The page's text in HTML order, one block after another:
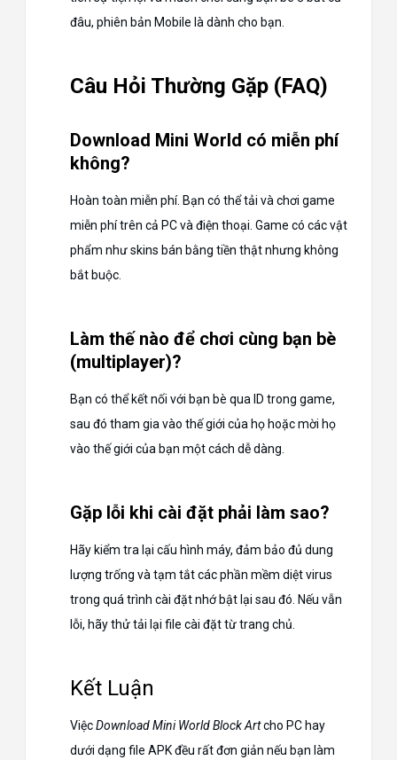
đâu, phiên bản Mobile là dành cho bạn.
Câu Hỏi Thường Gặp (FAQ)
Download Mini World có miễn phí
không?
Hoàn toàn miễn phí. Bạn có thể tải và chơi game
miễn phí trên cả PC và điện thoại. Game có các vật
phẩm như skins bán bằng tiền thật nhưng không
bắt buộc.
Làm thế nào để chơi cùng bạn bè
(multiplayer)?
Bạn có thể kết nối với bạn bè qua ID trong game,
sau đó tham gia vào thế giới của họ hoặc mời họ
vào thế giới của bạn một cách dễ dàng.
Gặp lỗi khi cài đặt phải làm sao?
Hãy kiểm tra lại cấu hình máy, đảm bảo đủ dung
lượng trống và tạm tắt các phần mềm diệt virus
trong quá trình cài đặt nhớ bật lại sau đó. Nếu vẫn
lỗi, hãy thử tải lại file cài đặt từ trang chủ.
Kết Luận
ViệcDownload Mini World Block Artcho PC hay
dưới dạng file APK đều rất đơn giản nếu bạn làm